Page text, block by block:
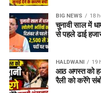
BIG NEWS 18
चुनावी साल में
से पहले ढाई
HALDWANI 19
आठ अगस्त को
रैली को करेंगे